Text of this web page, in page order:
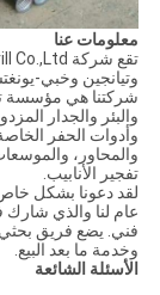
معلومات عنا
وتيانجين وخبي-
شركتنا هي مؤسسة
والبئر والجدار
وأدوات الحفر
والمحاور،
تفجير الأنابيب.
لقد دعونا بشكل
فني. يضع فريق بحثي
وخدمة ما بعد البيع.
الأسئلة الشائعة